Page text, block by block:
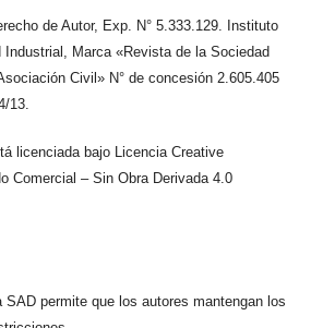
de Autor, Exp. N° 5.333.129. Instituto
Industrial, Marca «Revista de la Sociedad
Civil» N° de concesión 2.605.405
13.
licenciada bajo Licencia Creative
Comercial – Sin Obra Derivada 4.0
permite que los autores mantengan los